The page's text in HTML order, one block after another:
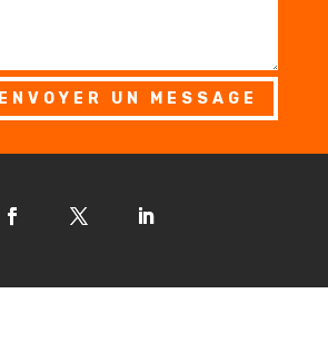
ENVOYER UN MESSAGE